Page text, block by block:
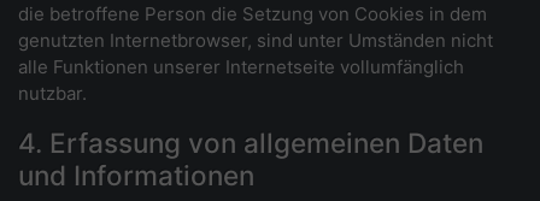
die betroffene Person die Setzung von Cookies in dem
genutzten Internetbrowser, sind unter Umständen nicht
alle Funktionen unserer Internetseite vollumfänglich
nutzbar.
4. Erfassung von allgemeinen Daten
und Informationen